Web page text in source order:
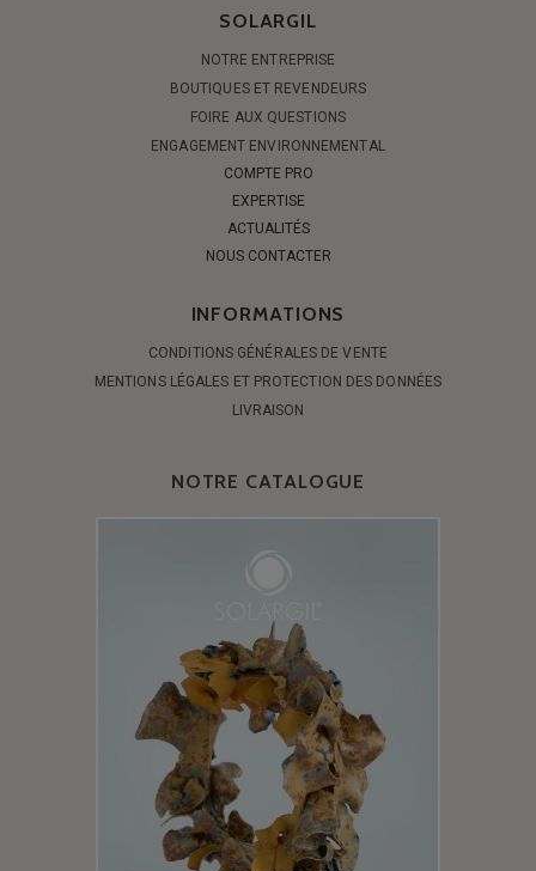
SOLARGIL
NOTRE ENTREPRISE
BOUTIQUES ET REVENDEURS
FOIRE AUX QUESTIONS
ENGAGEMENT ENVIRONNEMENTAL
COMPTE PRO
EXPERTISE
ACTUALITÉS
NOUS CONTACTER
INFORMATIONS
CONDITIONS GÉNÉRALES DE VENTE
MENTIONS LÉGALES ET PROTECTION DES DONNÉES
LIVRAISON
NOTRE CATALOGUE